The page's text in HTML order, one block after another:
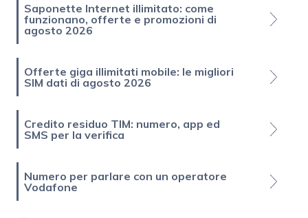
Saponette Internet illimitato: come
funzionano, offerte e promozioni di
agosto 2026
Offerte giga illimitati mobile: le migliori
SIM dati di agosto 2026
Credito residuo TIM: numero, app ed
SMS per la verifica
Numero per parlare con un operatore
Vodafone